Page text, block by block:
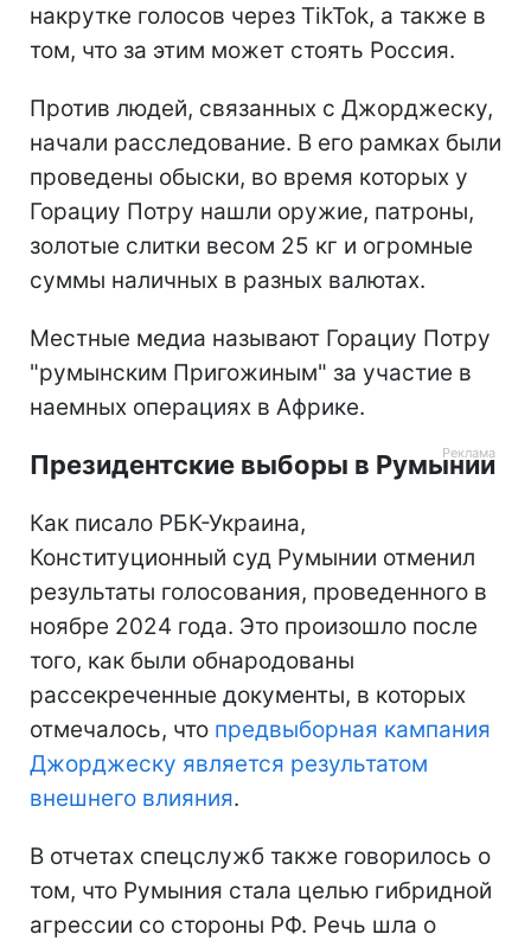
накрутке голосов через TikTok, а также в
том, что за этим может стоять Россия.
Против людей, связанных с Джорджеску,
начали расследование. В его рамках были
проведены обыски, во время которых у
Горациу Потру нашли оружие, патроны,
золотые слитки весом 25 кг и огромные
суммы наличных в разных валютах.
Местные медиа называют Горациу Потру
"румынским Пригожиным" за участие в
наемных операциях в Африке.
Президентские выборы в Румынии
Как писало РБК-Украина,
Конституционный суд Румынии отменил
результаты голосования, проведенного в
ноябре 2024 года. Это произошло после
того, как были обнародованы
рассекреченные документы, в которых
отмечалось, что предвыборная кампания
Джорджеску является результатом
внешнего влияния.
В отчетах спецслужб также говорилось о
том, что Румыния стала целью гибридной
агрессии со стороны РФ. Речь шла о